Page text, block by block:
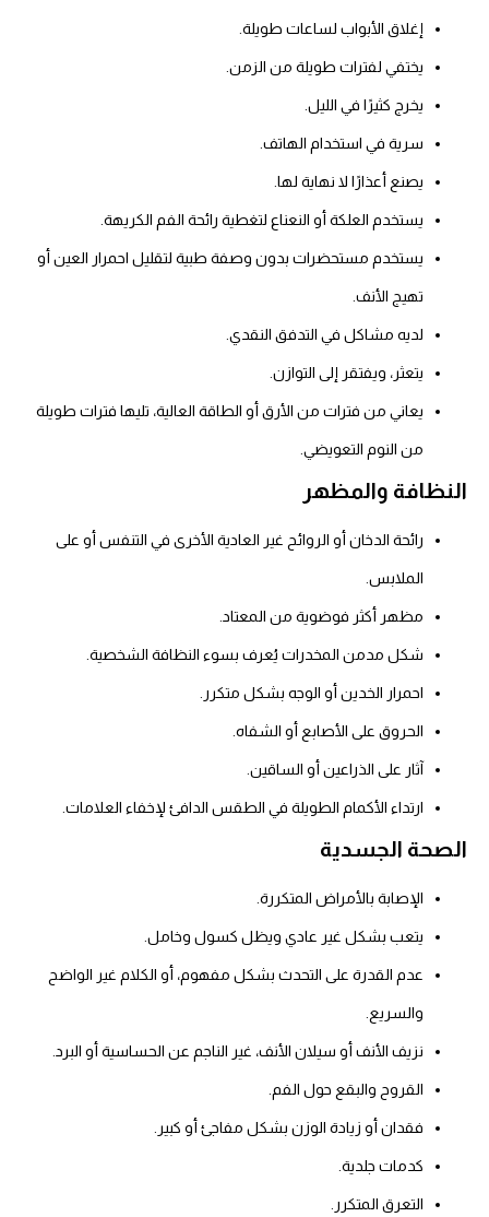
إغلاق الأبواب لساعات طويلة.
يختفي لفترات طويلة من الزمن.
يخرج كثيرًا في الليل.
سرية في استخدام الهاتف.
يصنع أعذارًا لا نهاية لها.
يستخدم العلكة أو النعناع لتغطية رائحة الفم الكريهة.
يستخدم مستحضرات بدون وصفة طبية لتقليل احمرار العين أو
تهيج الأنف.
لديه مشاكل في التدفق النقدي.
يتعثر، ويفتقر إلى التوازن.
يعاني من فترات من الأرق أو الطاقة العالية، تليها فترات طويلة
من النوم التعويضي.
النظافة والمظهر
رائحة الدخان أو الروائح غير العادية الأخرى في التنفس أو على
الملابس.
مظهر أكثر فوضوية من المعتاد.
شكل مدمن المخدرات يُعرف بسوء النظافة الشخصية.
احمرار الخدين أو الوجه بشكل متكرر.
الحروق على الأصابع أو الشفاه.
آثار على الذراعين أو الساقين.
ارتداء الأكمام الطويلة في الطقس الدافئ لإخفاء العلامات.
الصحة الجسدية
الإصابة بالأمراض المتكررة.
يتعب بشكل غير عادي ويظل كسول وخامل.
عدم القدرة على التحدث بشكل مفهوم، أو الكلام غير الواضح
والسريع.
نزيف الأنف أو سيلان الأنف، غير الناجم عن الحساسية أو البرد.
القروح والبقع حول الفم.
فقدان أو زيادة الوزن بشكل مفاجئ أو كبير.
كدمات جلدية.
التعرق المتكرر.